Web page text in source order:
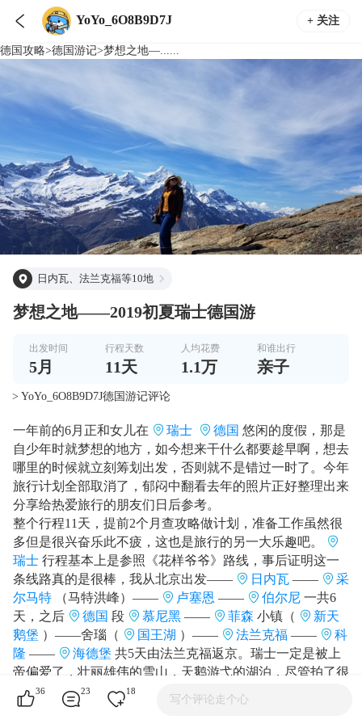
 YoYo_6O8B9D7J + 关注
德国 攻略>德国 游记>梦想之地—......
日内瓦、法兰克福等10地
梦想之地——2019初夏瑞士德国游
出发时间
5月
行程天数
11天
人均花费
1.1万
和谁出行
亲子
> YoYo_6O8B9D7J德国游记评论
一年前的6月正和女儿在 瑞士 德国 悠闲的度假，那是
自少年时就梦想的地方，如今想来干什么都要趁早啊，想去
哪里的时候就立刻筹划出发，否则就不是错过一时了。今年
旅行计划全部取消了，郁闷中翻看去年的照片正好整理出来
分享给热爱旅行的朋友们日后参考。
整个行程11天，提前2个月查攻略做计划，准备工作虽然很
多但是很兴奋乐此不疲，这也是旅行的另一大乐趣吧。
瑞士 行程基本上是参照《花样爷爷》路线，事后证明这一
条线路真的是很棒，我从北京出发——
日内瓦 ——
采
尔马特
（马特洪峰）—— 卢塞恩 —— 伯尔尼 一共6
天，之后
德国 段 慕尼黑 —— 菲森 小镇（
新天
鹅堡 ）——舍瑙（ 国王湖 ）—— 法兰克福 ——
科
隆 —— 海德堡 共5天由法兰克福返京。瑞士一定是被上
帝偏爱了，壮丽雄伟的雪山，天鹅游弋的湖泊，尽管拍了很
多张照片视频，最多也就体现实景的十分之一！只有身临其
境才能领略到童话般的德国巴伐利亚小镇风光，欧洲之美值
36 23 18
写个评论走个心